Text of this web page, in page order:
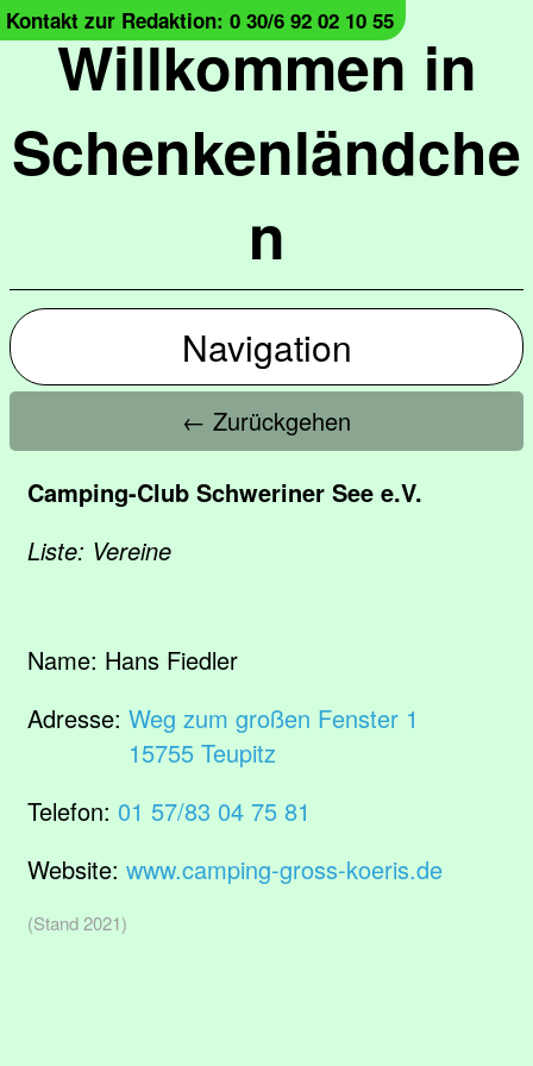
Willkommen in
Schenkenländche
n
Kontakt zur Redaktion: 0 30/6 92 02 10 55
Navigation
← Zurückgehen
Camping-Club Schweriner See e.V.
Liste: Vereine
Name: Hans Fiedler
Adresse: Weg zum großen Fenster 1
15755 Teupitz
Telefon: 01 57/83 04 75 81
Website: www.camping-gross-koeris.de
(Stand 2021)